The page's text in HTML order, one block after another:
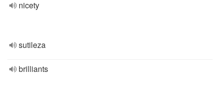
nicety
sutileza
brilliants